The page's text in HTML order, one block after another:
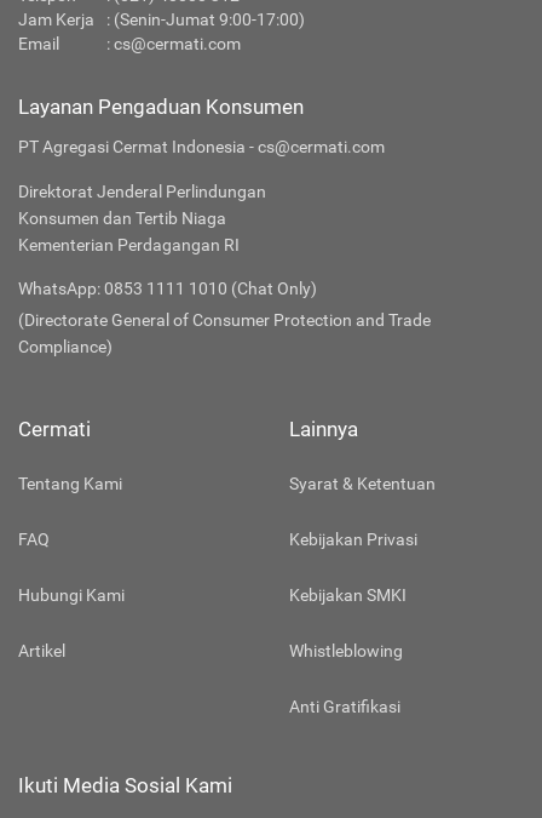
Jam Kerja
: (Senin-Jumat 9:00-17:00)
Email
:cs@cermati.com
Layanan Pengaduan Konsumen
PT Agregasi Cermat Indonesia - cs@cermati.com
Direktorat Jenderal Perlindungan
Konsumen dan Tertib Niaga
Kementerian Perdagangan RI
WhatsApp: 0853 1111 1010 (Chat Only)
(Directorate General of Consumer Protection and Trade
Compliance)
Cermati
Tentang Kami
FAQ
Hubungi Kami
Artikel
Lainnya
Syarat & Ketentuan
Kebijakan Privasi
Kebijakan SMKI
Whistleblowing
Anti Gratifikasi
Ikuti Media Sosial Kami